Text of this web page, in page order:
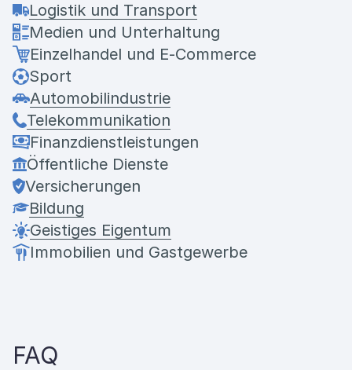
Logistik und Transport
Medien und Unterhaltung
Einzelhandel und E-Commerce
Sport
Automobilindustrie
Telekommunikation
Finanzdienstleistungen
Öffentliche Dienste
Versicherungen
Bildung
Geistiges Eigentum
Immobilien und Gastgewerbe
FAQ